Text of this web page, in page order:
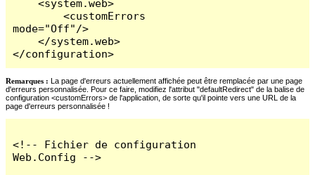
    <system.web>
        <customErrors
mode="Off"/>
    </system.web>
</configuration>
Remarques : La page d'erreurs actuellement affichée peut être remplacée par une page
d'erreurs personnalisée. Pour ce faire, modifiez l'attribut "defaultRedirect" de la balise de
configuration <customErrors> de l'application, de sorte qu'il pointe vers une URL de la
page d'erreurs personnalisée !
<!-- Fichier de configuration
Web.Config -->